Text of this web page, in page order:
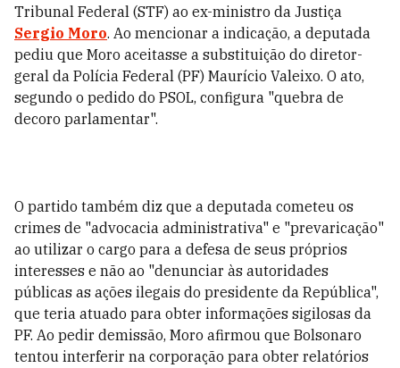
Tribunal Federal (STF) ao ex-ministro da Justiça
Sergio Moro. Ao mencionar a indicação, a deputada
pediu que Moro aceitasse a substituição do diretor-
geral da Polícia Federal (PF) Maurício Valeixo. O ato,
segundo o pedido do PSOL, configura "quebra de
decoro parlamentar".
O partido também diz que a deputada cometeu os
crimes de "advocacia administrativa" e "prevaricação"
ao utilizar o cargo para a defesa de seus próprios
interesses e não ao "denunciar às autoridades
públicas as ações ilegais do presidente da República",
que teria atuado para obter informações sigilosas da
PF. Ao pedir demissão, Moro afirmou que Bolsonaro
tentou interferir na corporação para obter relatórios